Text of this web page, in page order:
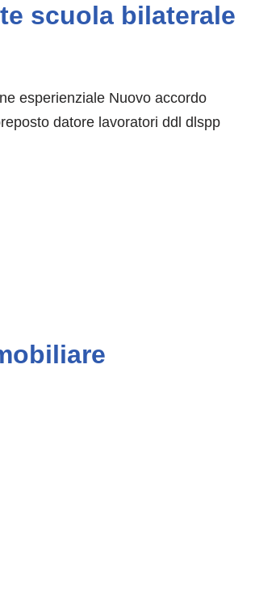
scuola bilaterale
esperienziale Nuovo accordo
datore lavoratori ddl dlspp